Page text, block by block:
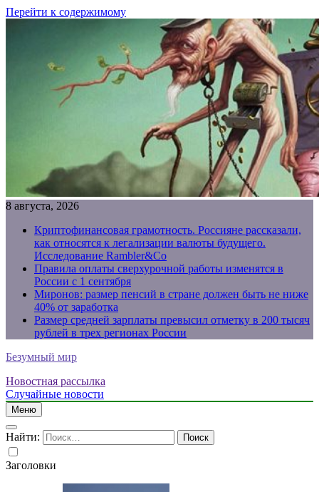
Перейти к содержимому
8 августа, 2026
Криптофинансовая грамотность. Россияне рассказали,
как относятся к легализации валюты будущего.
Исследование Rambler&Co
Правила оплаты сверхурочной работы изменятся в
России с 1 сентября
Миронов: размер пенсий в стране должен быть не ниже
40% от заработка
Размер средней зарплаты превысил отметку в 200 тысяч
рублей в трех регионах России
Безумный мир
Новостная рассылка
Случайные новости
Меню
Найти:
Заголовки